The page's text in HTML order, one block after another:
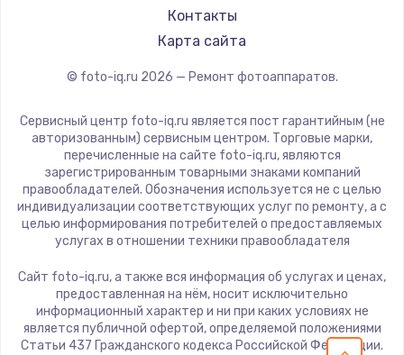
Контакты
Карта сайта
© foto-iq.ru 2026 — Ремонт фотоаппаратов.
Сервисный центр foto-iq.ru является пост гарантийным (не
авторизованным) сервисным центром. Торговые марки,
перечисленные на сайте foto-iq.ru, являются
зарегистрированным товарными знаками компаний
правообладателей. Обозначения используется не с целью
индивидуализации соответствующих услуг по ремонту, а с
целью информирования потребителей о предоставляемых
услугах в отношении техники правообладателя
Сайт foto-iq.ru, а также вся информация об услугах и ценах,
предоставленная на нём, носит исключительно
информационный характер и ни при каких условиях не
является публичной офертой, определяемой положениями
Статьи 437 Гражданского кодекса Российской Федерации.